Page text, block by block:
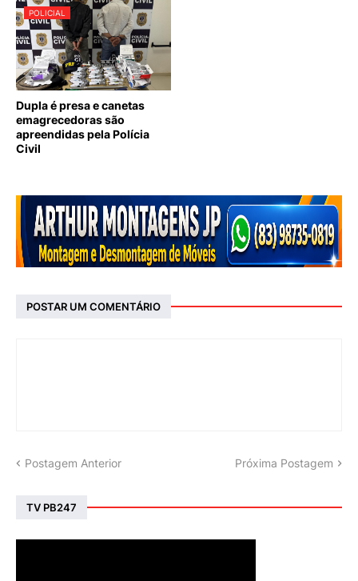
POLICIAL
Dupla é presa e canetas
emagrecedoras são
apreendidas pela Polícia
Civil
POSTAR UM COMENTÁRIO
Postagem Anterior Próxima Postagem
TV PB247